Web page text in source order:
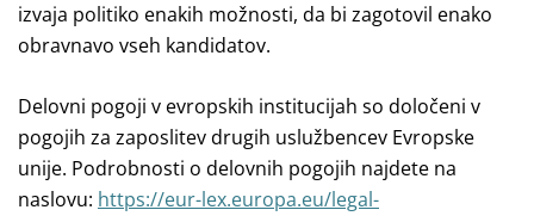
izvaja politiko enakih možnosti, da bi zagotovil enako
obravnavo vseh kandidatov.
Delovni pogoji v evropskih institucijah so določeni v
pogojih za zaposlitev drugih uslužbencev Evropske
unije. Podrobnosti o delovnih pogojih najdete na
naslovu: https://eur-lex.europa.eu/legal-